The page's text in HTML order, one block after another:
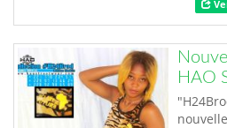
dans
groupe
groupe
African
HAO